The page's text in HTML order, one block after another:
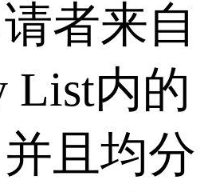
者来自
List内的
且均分